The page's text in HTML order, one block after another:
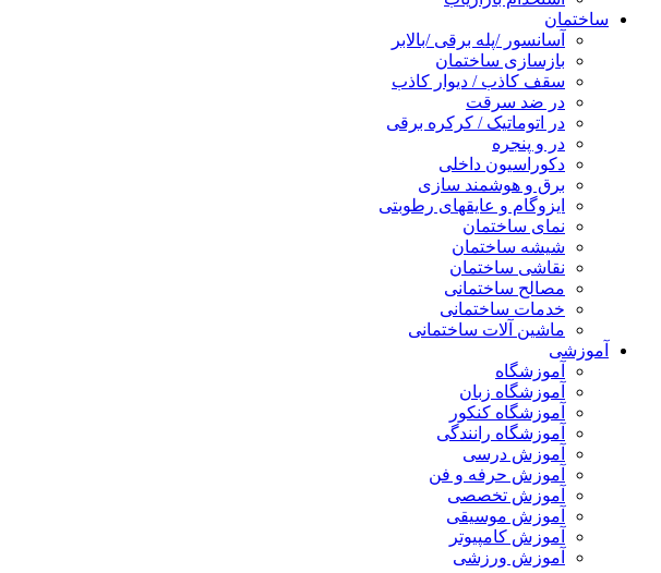
ساختمان
آسانسور /پله برقی /بالابر
بازسازی ساختمان
سقف کاذب / دیوار کاذب
در ضد سرقت
در اتوماتیک / کرکره برقی
در و پنجره
دکوراسیون داخلی
برق و هوشمند سازی
ایزوگام و عایقهای رطوبتی
نمای ساختمان
شیشه ساختمان
نقاشی ساختمان
مصالح ساختمانی
خدمات ساختمانی
ماشین آلات ساختمانی
آموزشی
آموزشگاه
آموزشگاه زبان
آموزشگاه کنکور
آموزشگاه رانندگی
آموزش درسی
آموزش حرفه و فن
آموزش تخصصی
آموزش موسیقی
آموزش کامپیوتر
آموزش ورزشی